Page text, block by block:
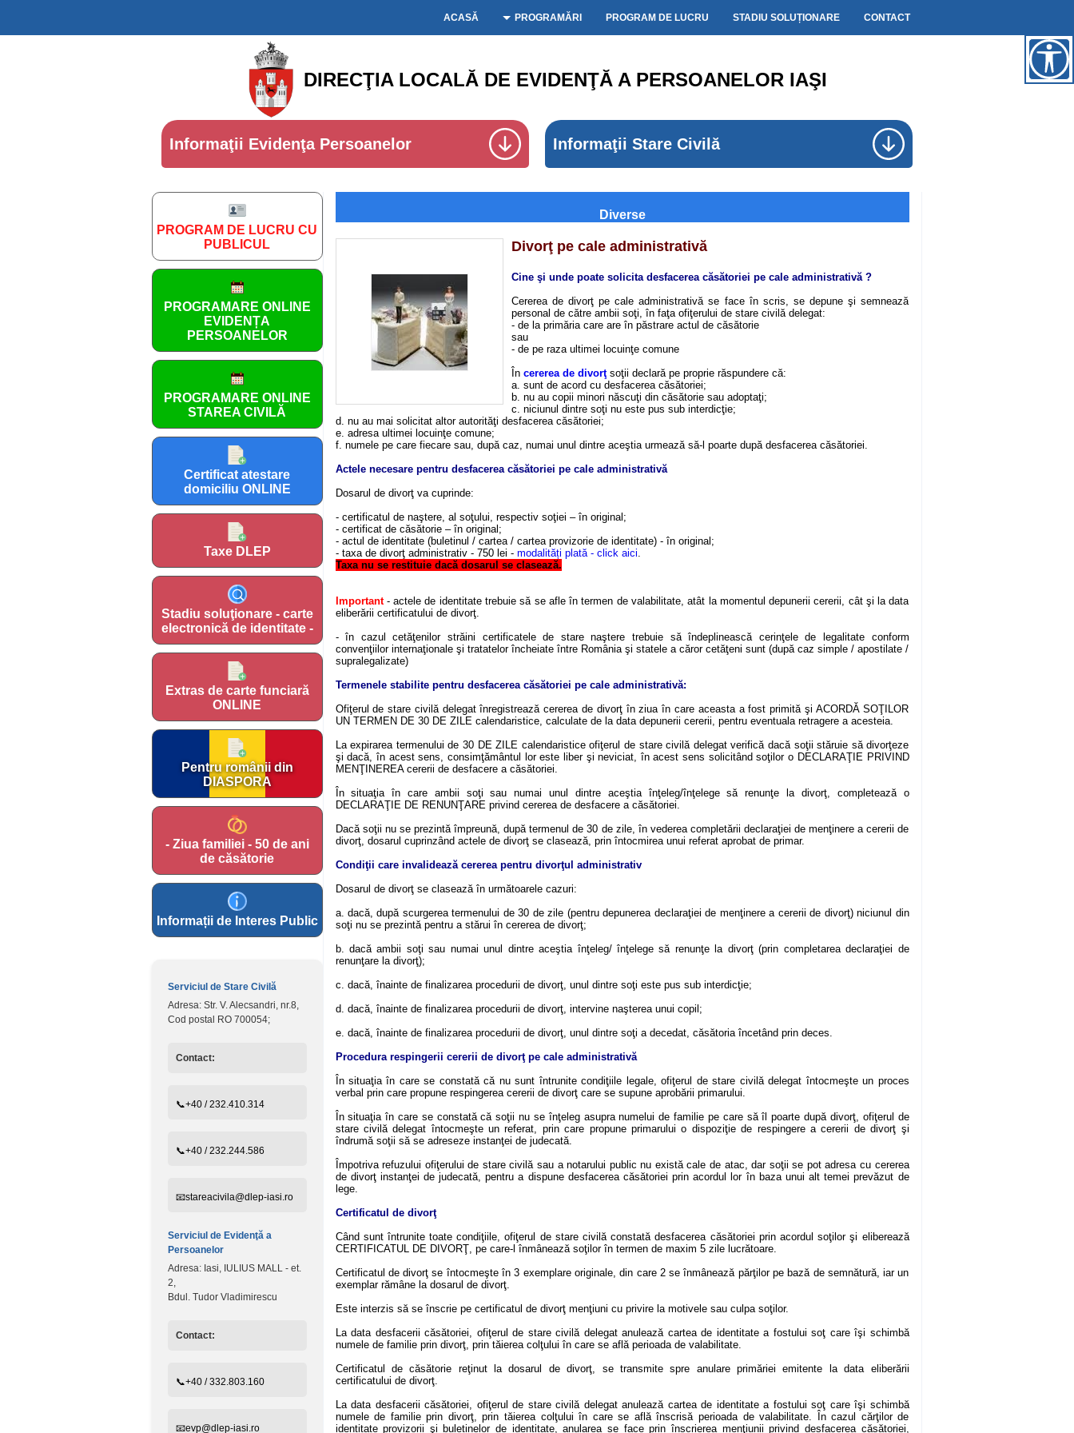
ACASĂ PROGRAMĂRI PROGRAM DE LUCRU STADIU SOLUȚIONARE CONTACT
DIRECŢIA LOCALĂ DE EVIDENŢĂ A PERSOANELOR IAŞI
Informaţii Evidenţa Persoanelor Informaţii Stare Civilă
PROGRAM DE LUCRU CU
PUBLICUL
PROGRAMARE ONLINE
EVIDENȚA
PERSOANELOR
PROGRAMARE ONLINE
STAREA CIVILĂ
Certificat atestare
domiciliu ONLINE
Taxe DLEP
Stadiu soluţionare - carte
electronică de identitate -
Extras de carte funciară
ONLINE
Pentru românii din
DIASPORA
- Ziua familiei - 50 de ani
de căsătorie
Informații de Interes Public
Serviciul de Stare Civilă
Adresa: Str. V. Alecsandri, nr.8,
Cod postal RO 700054;
Contact:
📞+40 / 232.410.314
📞+40 / 232.244.586
📧stareacivila@dlep-iasi.ro
Serviciul de Evidenţă a
Persoanelor
Adresa: Iasi, IULIUS MALL - et.
2,
Bdul. Tudor Vladimirescu
Contact:
📞+40 / 332.803.160
📧evp@dlep-iasi.ro
Diverse
Divorţ pe cale administrativă
Cine şi unde poate solicita desfacerea căsătoriei pe cale administrativă ?
Cererea de divorţ pe cale administrativă se face în scris, se depune şi semnează
personal de către ambii soţi, în faţa ofiţerului de stare civilă delegat:
- de la primăria care are în păstrare actul de căsătorie
sau
- de pe raza ultimei locuinţe comune
În cererea de divorţ soţii declară pe proprie răspundere că:
a. sunt de acord cu desfacerea căsătoriei;
b. nu au copii minori născuţi din căsătorie sau adoptaţi;
c. niciunul dintre soţi nu este pus sub interdicţie;
d. nu au mai solicitat altor autorităţi desfacerea căsătoriei;
e. adresa ultimei locuinţe comune;
f. numele pe care fiecare sau, după caz, numai unul dintre aceştia urmează să-l poarte după desfacerea căsătoriei.
Actele necesare pentru desfacerea căsătoriei pe cale administrativă
Dosarul de divorţ va cuprinde:
- certificatul de naştere, al soţului, respectiv soţiei – în original;
- certificat de căsătorie – în original;
- actul de identitate (buletinul / cartea / cartea provizorie de identitate) - în original;
- taxa de divorţ administrativ - 750 lei - modalități plată - click aici.
Taxa nu se restituie dacădosarul se clasează.
Important- actele de identitate trebuie să se afle în termen de valabilitate, atât la momentul depunerii cererii, cât şi la data
eliberării certificatului de divorţ.
- în cazul cetăţenilor străini certificatele de stare naştere trebuie să îndeplinească cerinţele de legalitate conform
convenţiilor internaţionale şi tratatelor încheiate între România şi statele a căror cetăţeni sunt (după caz simple / apostilate /
supralegalizate)
Termenele stabilite pentru desfacerea căsătoriei pe cale administrativă:
Ofiţerul de stare civilă delegat înregistrează cererea de divorţ în ziua în care aceasta a fost primită şi ACORDĂ SOŢILOR
UN TERMEN DE 30 DE ZILE calendaristice, calculate de la data depunerii cererii, pentru eventuala retragere a acesteia.
La expirarea termenului de 30 DE ZILE calendaristice ofiţerul de stare civilă delegat verifică dacă soţii stăruie să divorţeze
şi dacă, în acest sens, consimţământul lor este liber şi neviciat, în acest sens solicitând soţilor o DECLARAŢIE PRIVIND
MENŢINEREA cererii de desfacere a căsătoriei.
În situaţia în care ambii soţi sau numai unul dintre aceştia înţeleg/înţelege să renunţe la divorţ, completează o
DECLARAŢIE DE RENUNŢARE privind cererea de desfacere a căsătoriei.
Dacă soţii nu se prezintă împreună, după termenul de 30 de zile, în vederea completării declaraţiei de menţinere a cererii de
divorţ, dosarul cuprinzând actele de divorţ se clasează, prin întocmirea unui referat aprobat de primar.
Condiţii care invalidează cererea pentru divorţul administrativ
Dosarul de divorţ se clasează în următoarele cazuri:
a. dacă, după scurgerea termenului de 30 de zile (pentru depunerea declaraţiei de menţinere a cererii de divorţ) niciunul din
soţi nu se prezintă pentru a stărui în cererea de divorţ;
b. dacă ambii soţi sau numai unul dintre aceştia înţeleg/ înţelege să renunţe la divorţ (prin completarea declaraţiei de
renunţare la divorţ);
c. dacă, înainte de finalizarea procedurii de divorţ, unul dintre soţi este pus sub interdicţie;
d. dacă, înainte de finalizarea procedurii de divorţ, intervine naşterea unui copil;
e. dacă, înainte de finalizarea procedurii de divorţ, unul dintre soţi a decedat, căsătoria încetând prin deces.
Procedura respingerii cererii de divorţ pe cale administrativă
În situaţia în care se constată că nu sunt întrunite condiţiile legale, ofiţerul de stare civilă delegat întocmeşte un proces
verbal prin care propune respingerea cererii de divorţ care se supune aprobării primarului.
În situaţia în care se constată că soţii nu se înţeleg asupra numelui de familie pe care să îl poarte după divorţ, ofiţerul de
stare civilă delegat întocmeşte un referat, prin care propune primarului o dispoziţie de respingere a cererii de divorţ şi
îndrumă soţii să se adreseze instanţei de judecată.
Împotriva refuzului ofiţerului de stare civilă sau a notarului public nu există cale de atac, dar soţii se pot adresa cu cererea
de divorţ instanţei de judecată, pentru a dispune desfacerea căsătoriei prin acordul lor în baza unui alt temei prevăzut de
lege.
Certificatul de divorţ
Când sunt întrunite toate condiţiile, ofiţerul de stare civilă constată desfacerea căsătoriei prin acordul soţilor şi eliberează
CERTIFICATUL DE DIVORŢ, pe care-l înmânează soţilor în termen de maxim 5 zile lucrătoare.
Certificatul de divorţ se întocmeşte în 3 exemplare originale, din care 2 se înmânează părţilor pe bază de semnătură, iar un
exemplar rămâne la dosarul de divorţ.
Este interzis să se înscrie pe certificatul de divorţ menţiuni cu privire la motivele sau culpa soţilor.
La data desfacerii căsătoriei, ofiţerul de stare civilă delegat anulează cartea de identitate a fostului soţ care îşi schimbă
numele de familie prin divorţ, prin tăierea colţului în care se află perioada de valabilitate.
Certificatul de căsătorie reţinut la dosarul de divorţ, se transmite spre anulare primăriei emitente la data eliberării
certificatului de divorţ.
La data desfacerii căsătoriei, ofiţerul de stare civilă delegat anulează cartea de identitate a fostului soţ care îşi schimbă
numele de familie prin divorţ, prin tăierea colţului în care se află înscrisă perioada de valabilitate. În cazul cărţilor de
identitate provizorii şi buletinelor de identitate, anularea se face prin înscrierea menţiunii privind desfacerea căsătoriei,